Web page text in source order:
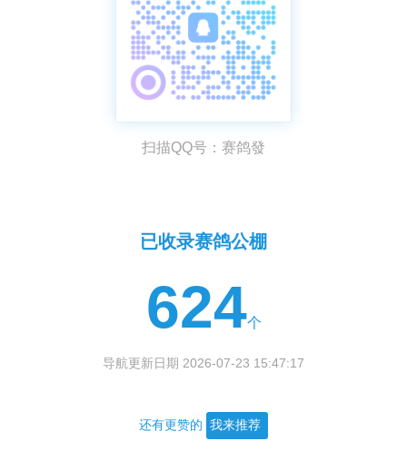
扫描QQ号：赛鸽發
已收录赛鸽公棚
624个
导航更新日期 2026-07-23 15:47:17
还有更赞的 我来推荐